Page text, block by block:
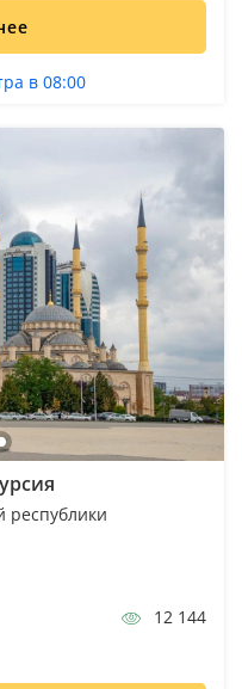
в 08:00
республики
12 144